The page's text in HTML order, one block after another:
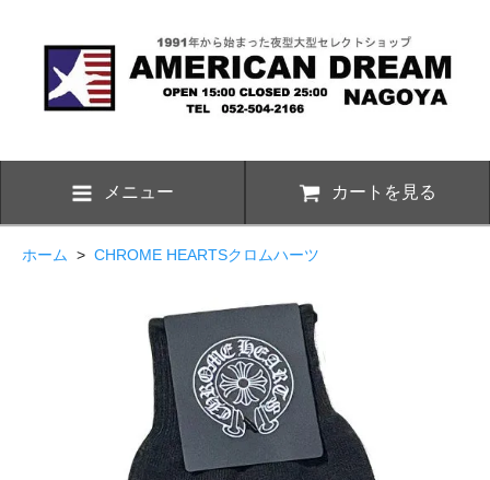
メニュー カートを見る
ホーム > CHROME HEARTSクロムハーツ